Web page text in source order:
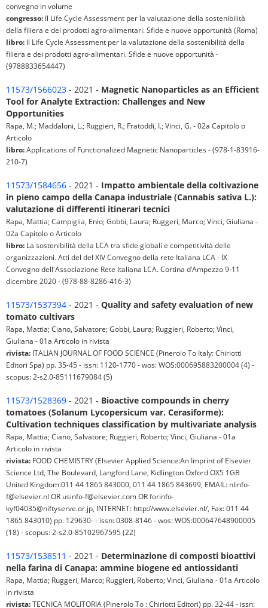
convegno in volume
congresso: Il Life Cycle Assessment per la valutazione della sostenibilità
della filiera e dei prodotti agro-alimentari. Sfide e nuove opportunità (Roma)
libro: Il Life Cycle Assessment per la valutazione della sostenibilità della
filiera e dei prodotti agro-alimentari. Sfide e nuove opportunità -
(9788833654447)
11573/1566023 - 2021 - Magnetic Nanoparticles as an Efficient
Tool for Analyte Extraction: Challenges and New
Opportunities
Rapa, M.; Maddaloni, L.; Ruggieri, R.; Fratoddi, I.; Vinci, G. - 02a Capitolo o
Articolo
libro:Applications of Functionalized Magnetic Nanoparticles - (978-1-83916-
210-7)
11573/1584656 - 2021 - Impatto ambientale della coltivazione
in pieno campo della Canapa industriale (Cannabis sativa L.):
valutazione di differenti itinerari tecnici
Rapa, Mattia; Campiglia, Enio; Gobbi, Laura; Ruggeri, Marco; Vinci, Giuliana -
02a Capitolo o Articolo
libro: La sostenibilità della LCA tra sfide globali e competitività delle
organizzazioni. Atti del del XIV Convegno della rete Italiana LCA - IX
Convegno dell'Associazione Rete Italiana LCA. Cortina d’Ampezzo 9-11
dicembre 2020 - (978-88-8286-416-3)
11573/1537394 - 2021 - Quality and safety evaluation of new
tomato cultivars
Rapa, Mattia; Ciano, Salvatore; Gobbi, Laura; Ruggieri, Roberto; Vinci,
Giuliana - 01a Articolo in rivista
rivista: ITALIAN JOURNAL OF FOOD SCIENCE (Pinerolo To Italy: Chiriotti
Editori Spa) pp. 35-45 - issn: 1120-1770 - wos: WOS:000695883200004 (4) -
scopus: 2-s2.0-85111679084 (5)
11573/1528369 - 2021 - Bioactive compounds in cherry
tomatoes (Solanum Lycopersicum var. Cerasiforme):
Cultivation techniques classification by multivariate analysis
Rapa, Mattia; Ciano, Salvatore; Ruggieri, Roberto; Vinci, Giuliana - 01a
Articolo in rivista
rivista: FOOD CHEMISTRY (Elsevier Applied Science:An Imprint of Elsevier
Science Ltd, The Boulevard, Langford Lane, Kidlington Oxford OX5 1GB
United Kingdom:011 44 1865 843000, 011 44 1865 843699, EMAIL: nlinfo-
f@elsevier.nl OR usinfo-f@elsevier.com OR forinfo-
kyf04035@niftyserve.or.jp, INTERNET: http://www.elsevier.nl/, Fax: 011 44
1865 843010) pp. 129630- - issn: 0308-8146 - wos: WOS:000647648900005
(18) - scopus: 2-s2.0-85102967595 (22)
11573/1538511 - 2021 - Determinazione di composti bioattivi
nella farina di Canapa: ammine biogene ed antiossidanti
Rapa, Mattia; Ruggeri, Marco; Ruggieri, Roberto; Vinci, Giuliana - 01a Articolo
in rivista
rivista:TECNICA MOLITORIA (Pinerolo To : Chiriotti Editori) pp. 32-44 - issn: